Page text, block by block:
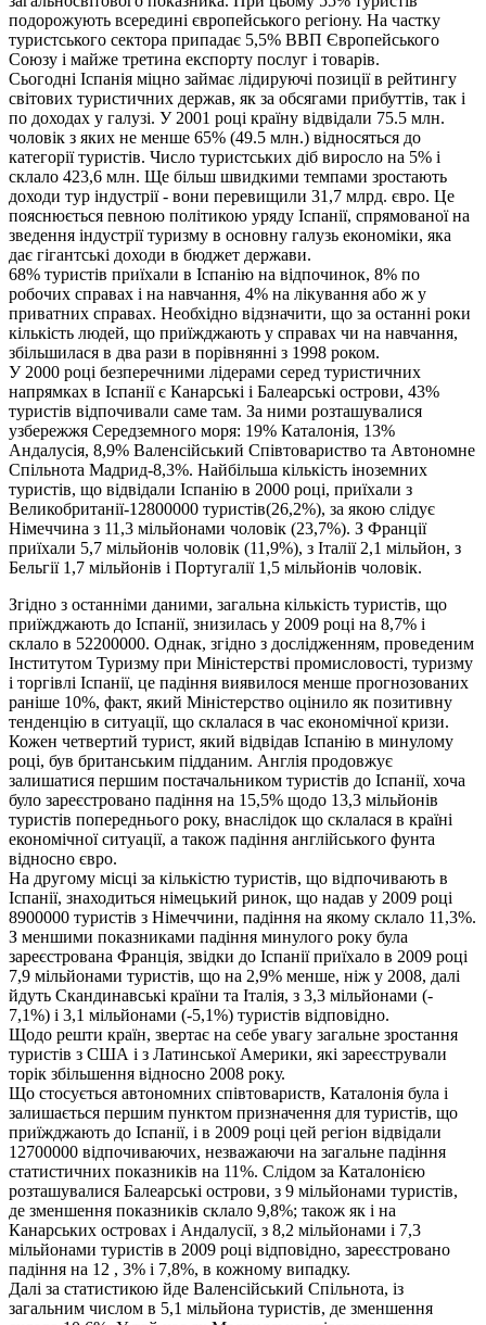
подорожують всередині європейського регіону. На частку
туристського сектора припадає 5,5% ВВП Європейського
Союзу і майже третина експорту послуг і товарів.
Сьогодні Іспанія міцно займає лідируючі позиції в рейтингу
світових туристичних держав, як за обсягами прибуттів, так і
по доходах у галузі. У 2001 році країну відвідали 75.5 млн.
чоловік з яких не менше 65% (49.5 млн.) відносяться до
категорії туристів. Число туристських діб виросло на 5% і
склало 423,6 млн. Ще більш швидкими темпами зростають
доходи тур індустрії - вони перевищили 31,7 млрд. євро. Це
пояснюється певною політикою уряду Іспанії, спрямованої на
зведення індустрії туризму в основну галузь економіки, яка
дає гігантські доходи в бюджет держави.
68% туристів приїхали в Іспанію на відпочинок, 8% по
робочих справах і на навчання, 4% на лікування або ж у
приватних справах. Необхідно відзначити, що за останні роки
кількість людей, що приїжджають у справах чи на навчання,
збільшилася в два рази в порівнянні з 1998 роком.
У 2000 році безперечними лідерами серед туристичних
напрямках в Іспанії є Канарські і Балеарські острови, 43%
туристів відпочивали саме там. За ними розташувалися
узбережжя Середземного моря: 19% Каталонія, 13%
Андалусія, 8,9% Валенсійський Співтовариство та Автономне
Спільнота Мадрид-8,3%. Найбільша кількість іноземних
туристів, що відвідали Іспанію в 2000 році, приїхали з
Великобританії-12800000 туристів(26,2%), за якою слідує
Німеччина з 11,3 мільйонами чоловік (23,7%). З Франції
приїхали 5,7 мільйонів чоловік (11,9%), з Італії 2,1 мільйон, з
Бельгії 1,7 мільйонів і Португалії 1,5 мільйонів чоловік.
Згідно з останніми даними, загальна кількість туристів, що
приїжджають до Іспанії, знизилась у 2009 році на 8,7% і
склало в 52200000. Однак, згідно з дослідженням, проведеним
Інститутом Туризму при Міністерстві промисловості, туризму
і торгівлі Іспанії, це падіння виявилося менше прогнозованих
раніше 10%, факт, який Міністерство оцінило як позитивну
тенденцію в ситуації, що склалася в час економічної кризи.
Кожен четвертий турист, який відвідав Іспанію в минулому
році, був британським підданим. Англія продовжує
залишатися першим постачальником туристів до Іспанії, хоча
було зареєстровано падіння на 15,5% щодо 13,3 мільйонів
туристів попереднього року, внаслідок що склалася в країні
економічної ситуації, а також падіння англійського фунта
відносно євро.
На другому місці за кількістю туристів, що відпочивають в
Іспанії, знаходиться німецький ринок, що надав у 2009 році
8900000 туристів з Німеччини, падіння на якому склало 11,3%.
З меншими показниками падіння минулого року була
зареєстрована Франція, звідки до Іспанії приїхало в 2009 році
7,9 мільйонами туристів, що на 2,9% менше, ніж у 2008, далі
йдуть Скандинавські країни та Італія, з 3,3 мільйонами (-
7,1%) і 3,1 мільйонами (-5,1%) туристів відповідно.
Щодо решти країн, звертає на себе увагу загальне зростання
туристів з США і з Латинської Америки, які зареєстрували
торік збільшення відносно 2008 року.
Що стосується автономних співтовариств, Каталонія була і
залишається першим пунктом призначення для туристів, що
приїжджають до Іспанії, і в 2009 році цей регіон відвідали
12700000 відпочиваючих, незважаючи на загальне падіння
статистичних показників на 11%. Слідом за Каталонією
розташувалися Балеарські острови, з 9 мільйонами туристів,
де зменшення показників склало 9,8%; також як і на
Канарських островах і Андалусії, з 8,2 мільйонами і 7,3
мільйонами туристів в 2009 році відповідно, зареєстровано
падіння на 12 , 3% і 7,8%, в кожному випадку.
Далі за статистикою йде Валенсійський Спільнота, із
загальним числом в 5,1 мільйона туристів, де зменшення